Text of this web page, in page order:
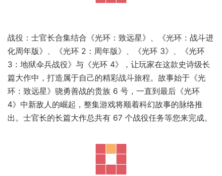
战役：士官长合集结合《光环：致远星》、《光环：战斗进
化周年版》、《光环 2：周年版》、《光环 3》、《光环
3：地狱伞兵战役》与《光环 4》，让玩家在这款史诗级长
篇大作中，打造属于自己的精彩战斗旅程。故事始于《光
环：致远星》骁勇善战的贵族 6 号，一直到最后《光环
4》中新敌人的崛起，整集游戏将顺着科幻故事的脉络推
出。士官长的长篇大作总共有 67 个战役任务等您来完成。